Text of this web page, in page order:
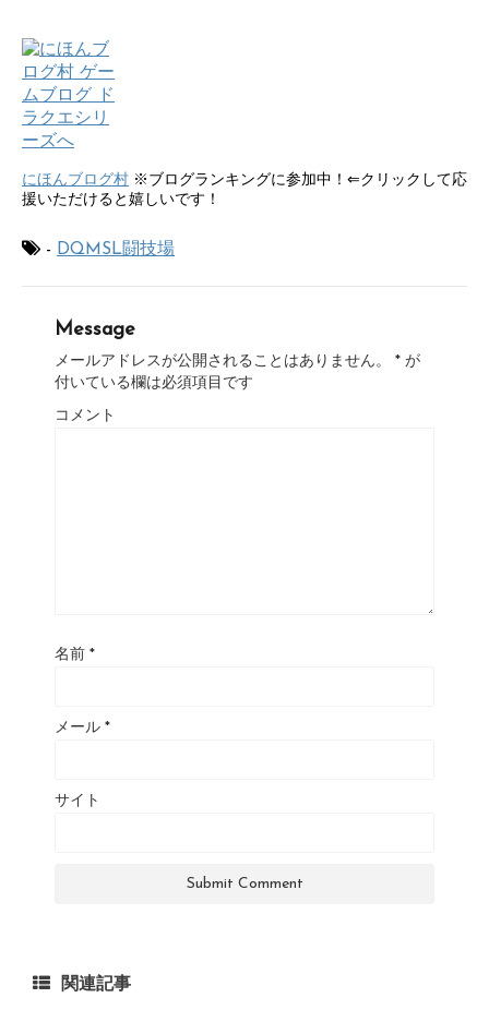
にほんブログ村 ※ブログランキングに参加中！⇐クリックして応
援いただけると嬉しいです！
- DQMSL闘技場
Message
メールアドレスが公開されることはありません。 * が
付いている欄は必須項目です
コメント
名前 *
メール *
サイト
関連記事